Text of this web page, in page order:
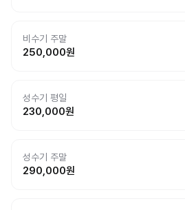
비수기 주말
250,000원
성수기 평일
230,000원
성수기 주말
290,000원